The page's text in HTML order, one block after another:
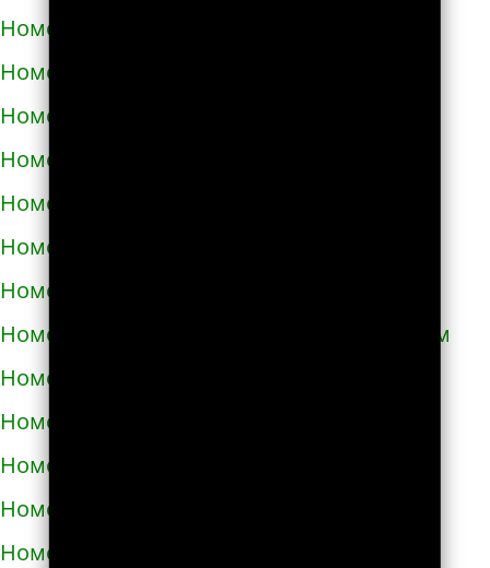
Номера телефонов такси в Коцюбинском
Номера телефонов такси в Красилове
Номера телефонов такси в Краснограде
Номера телефонов такси в Кременце
Номера телефонов такси в Кременчуге
Номера телефонов такси в Кривом Роге
Номера телефонов такси в Кролевце
Номера телефонов такси в Кропивницком
Номера телефонов такси в Купянске
Номера телефонов такси в Ладыжине
Номера телефонов такси в Лозовой
Номера телефонов такси в Лохвице
Номера телефонов такси в Лубнах